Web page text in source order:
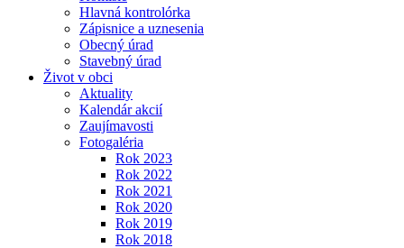
Hlavná kontrolórka
Zápisnice a uznesenia
Obecný úrad
Stavebný úrad
Život v obci
Aktuality
Kalendár akcií
Zaujímavosti
Fotogaléria
Rok 2023
Rok 2022
Rok 2021
Rok 2020
Rok 2019
Rok 2018